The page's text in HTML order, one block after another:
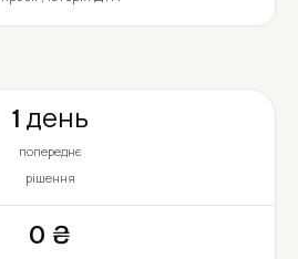
1 день
попереднє
рішення
0 ₴